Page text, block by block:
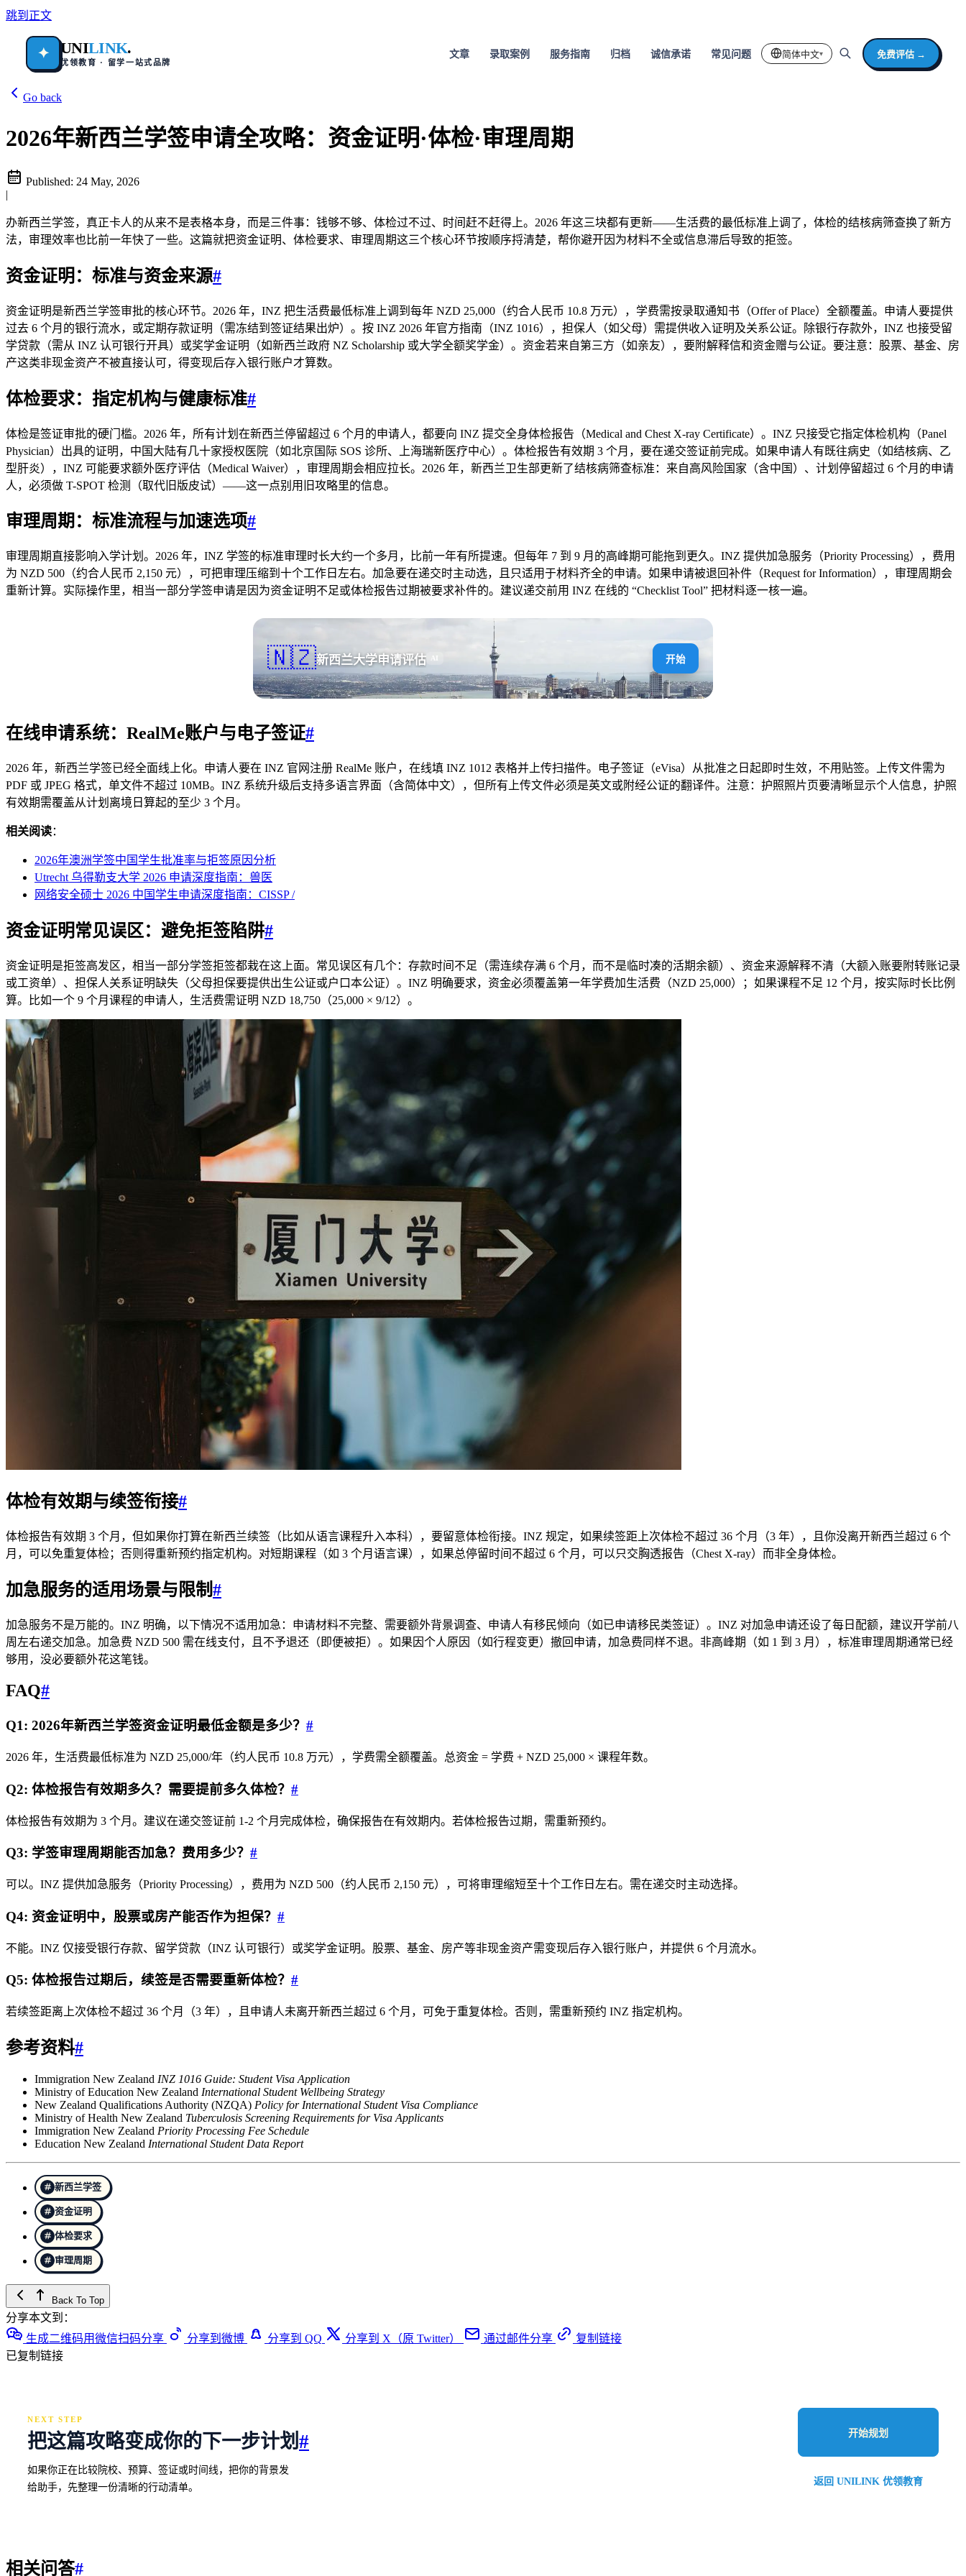
跳到正文
✦ UNILINK.
优领教育 · 留学一站式品牌
文章 录取案例 服务指南 归档 诚信承诺 常见问题 简体中文▾ 免费评估 →
Go back
2026年新西兰学签申请全攻略：资金证明·体检·审理周期
Published: 24 May, 2026
|
办新西兰学签，真正卡人的从来不是表格本身，而是三件事：钱够不够、体检过不过、时间赶不赶得上。2026 年这三块都有更新——生活费的最低标准上调了，体检的结核病筛查换了新方
法，审理效率也比前一年快了一些。这篇就把资金证明、体检要求、审理周期这三个核心环节按顺序捋清楚，帮你避开因为材料不全或信息滞后导致的拒签。
资金证明：标准与资金来源#
资金证明是新西兰学签审批的核心环节。2026 年，INZ 把生活费最低标准上调到每年 NZD 25,000（约合人民币 10.8 万元），学费需按录取通知书（Offer of Place）全额覆盖。申请人要提供
过去 6 个月的银行流水，或定期存款证明（需冻结到签证结果出炉）。按 INZ 2026 年官方指南（INZ 1016），担保人（如父母）需提供收入证明及关系公证。除银行存款外，INZ 也接受留
学贷款（需从 INZ 认可银行开具）或奖学金证明（如新西兰政府 NZ Scholarship 或大学全额奖学金）。资金若来自第三方（如亲友），要附解释信和资金赠与公证。要注意：股票、基金、房
产这类非现金资产不被直接认可，得变现后存入银行账户才算数。
体检要求：指定机构与健康标准#
体检是签证审批的硬门槛。2026 年，所有计划在新西兰停留超过 6 个月的申请人，都要向 INZ 提交全身体检报告（Medical and Chest X-ray Certificate）。INZ 只接受它指定体检机构（Panel
Physician）出具的证明，中国大陆有几十家授权医院（如北京国际 SOS 诊所、上海瑞新医疗中心）。体检报告有效期 3 个月，要在递交签证前完成。如果申请人有既往病史（如结核病、乙
型肝炎），INZ 可能要求额外医疗评估（Medical Waiver），审理周期会相应拉长。2026 年，新西兰卫生部更新了结核病筛查标准：来自高风险国家（含中国）、计划停留超过 6 个月的申请
人，必须做 T-SPOT 检测（取代旧版皮试）——这一点别用旧攻略里的信息。
审理周期：标准流程与加速选项#
审理周期直接影响入学计划。2026 年，INZ 学签的标准审理时长大约一个多月，比前一年有所提速。但每年 7 到 9 月的高峰期可能拖到更久。INZ 提供加急服务（Priority Processing），费用
为 NZD 500（约合人民币 2,150 元），可把审理压缩到十个工作日左右。加急要在递交时主动选，且只适用于材料齐全的申请。如果申请被退回补件（Request for Information），审理周期会
重新计算。实际操作里，相当一部分学签申请是因为资金证明不足或体检报告过期被要求补件的。建议递交前用 INZ 在线的 “Checklist Tool” 把材料逐一核一遍。
🇳🇿新西兰大学申请评估 AI 开始
在线申请系统：RealMe账户与电子签证#
2026 年，新西兰学签已经全面线上化。申请人要在 INZ 官网注册 RealMe 账户，在线填 INZ 1012 表格并上传扫描件。电子签证（eVisa）从批准之日起即时生效，不用贴签。上传文件需为
PDF 或 JPEG 格式，单文件不超过 10MB。INZ 系统升级后支持多语言界面（含简体中文），但所有上传文件必须是英文或附经公证的翻译件。注意：护照照片页要清晰显示个人信息，护照
有效期需覆盖从计划离境日算起的至少 3 个月。
相关阅读：
2026年澳洲学签中国学生批准率与拒签原因分析
Utrecht 乌得勒支大学 2026 申请深度指南：兽医
网络安全硕士 2026 中国学生申请深度指南：CISSP /
资金证明常见误区：避免拒签陷阱#
资金证明是拒签高发区，相当一部分学签拒签都栽在这上面。常见误区有几个：存款时间不足（需连续存满 6 个月，而不是临时凑的活期余额）、资金来源解释不清（大额入账要附转账记录
或工资单）、担保人关系证明缺失（父母担保要提供出生公证或户口本公证）。INZ 明确要求，资金必须覆盖第一年学费加生活费（NZD 25,000）；如果课程不足 12 个月，按实际时长比例
算。比如一个 9 个月课程的申请人，生活费需证明 NZD 18,750（25,000 × 9/12）。
体检有效期与续签衔接#
体检报告有效期 3 个月，但如果你打算在新西兰续签（比如从语言课程升入本科），要留意体检衔接。INZ 规定，如果续签距上次体检不超过 36 个月（3 年），且你没离开新西兰超过 6 个
月，可以免重复体检；否则得重新预约指定机构。对短期课程（如 3 个月语言课），如果总停留时间不超过 6 个月，可以只交胸透报告（Chest X-ray）而非全身体检。
加急服务的适用场景与限制#
加急服务不是万能的。INZ 明确，以下情况不适用加急：申请材料不完整、需要额外背景调查、申请人有移民倾向（如已申请移民类签证）。INZ 对加急申请还设了每日配额，建议开学前八
周左右递交加急。加急费 NZD 500 需在线支付，且不予退还（即便被拒）。如果因个人原因（如行程变更）撤回申请，加急费同样不退。非高峰期（如 1 到 3 月），标准审理周期通常已经
够用，没必要额外花这笔钱。
FAQ#
Q1: 2026年新西兰学签资金证明最低金额是多少？ #
2026 年，生活费最低标准为 NZD 25,000/年（约人民币 10.8 万元），学费需全额覆盖。总资金 = 学费 + NZD 25,000 × 课程年数。
Q2: 体检报告有效期多久？需要提前多久体检？ #
体检报告有效期为 3 个月。建议在递交签证前 1-2 个月完成体检，确保报告在有效期内。若体检报告过期，需重新预约。
Q3: 学签审理周期能否加急？费用多少？ #
可以。INZ 提供加急服务（Priority Processing），费用为 NZD 500（约人民币 2,150 元），可将审理缩短至十个工作日左右。需在递交时主动选择。
Q4: 资金证明中，股票或房产能否作为担保？ #
不能。INZ 仅接受银行存款、留学贷款（INZ 认可银行）或奖学金证明。股票、基金、房产等非现金资产需变现后存入银行账户，并提供 6 个月流水。
Q5: 体检报告过期后，续签是否需要重新体检？ #
若续签距离上次体检不超过 36 个月（3 年），且申请人未离开新西兰超过 6 个月，可免于重复体检。否则，需重新预约 INZ 指定机构。
参考资料#
Immigration New Zealand INZ 1016 Guide: Student Visa Application
Ministry of Education New Zealand International Student Wellbeing Strategy
New Zealand Qualifications Authority (NZQA) Policy for International Student Visa Compliance
Ministry of Health New Zealand Tuberculosis Screening Requirements for Visa Applicants
Immigration New Zealand Priority Processing Fee Schedule
Education New Zealand International Student Data Report
新西兰学签
资金证明
体检要求
审理周期
Back To Top
分享本文到：
生成二维码用微信扫码分享
分享到微博 分享到 QQ 分享到 X（原 Twitter） 通过邮件分享
复制链接
已复制链接
NEXT STEP
把这篇攻略变成你的下一步计划#
如果你正在比较院校、预算、签证或时间线，把你的背景发
给助手，先整理一份清晰的行动清单。
开始规划
返回 UNILINK 优领教育
相关问答#